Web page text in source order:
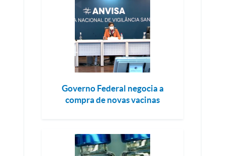
Governo Federal negocia a
compra de novas vacinas